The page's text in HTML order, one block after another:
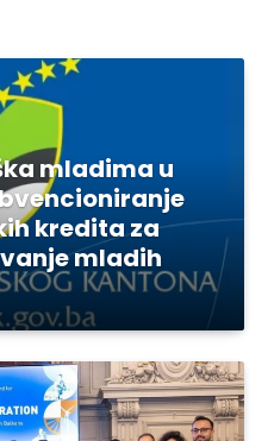
mladima u
kredita za
mladih